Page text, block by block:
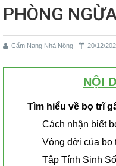
PHÒNG
Cẩm Nang Nhà Nông 20/12/
NỘI
Tìm hiểu về bọ trĩ
Cách nhận biết
Vòng đời của bọ
Tập Tính Sinh